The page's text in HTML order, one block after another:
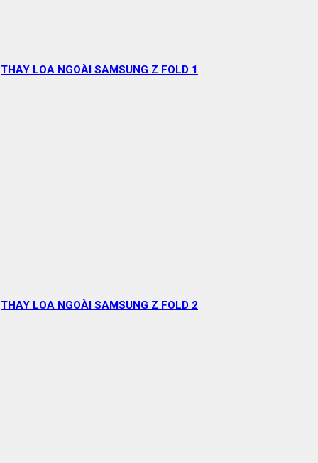
THAY LOA NGOÀI SAMSUNG Z FOLD 1
THAY LOA NGOÀI SAMSUNG Z FOLD 2